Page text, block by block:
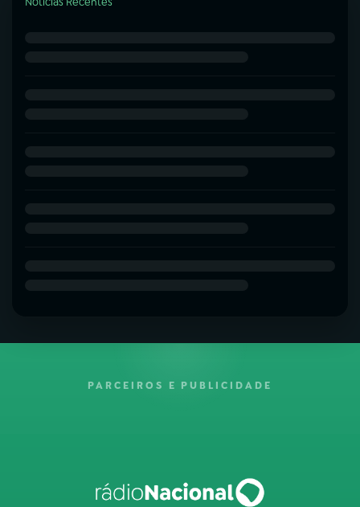
PARCEIROS E PUBLICIDADE